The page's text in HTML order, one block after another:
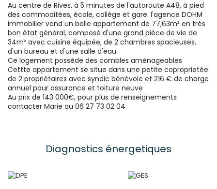
Au centre de Rives, à 5 minutes de l'autoroute A48, à pied
des commoditées, école, collége et gare. l'agence DOHM
immobilier vend un belle appartement de 77,63m² en trés
bon état général, composé d'une grand pièce de vie de
34m² avec cuisine équipée, de 2 chambres spacieuses,
d'un bureau et d'une salle d'eau.
Ce logement possède des combles aménageables
Cettte appartement se situe dans une petite coproprietée
de 2 propriétaires avec syndic bénévole et 216 € de charge
annuel pour assurance et toiture neuve
Au prix de 143 000€, pour plus de renseignements
contacter Marie au 06 27 73 02 04
Diagnostics énergetiques